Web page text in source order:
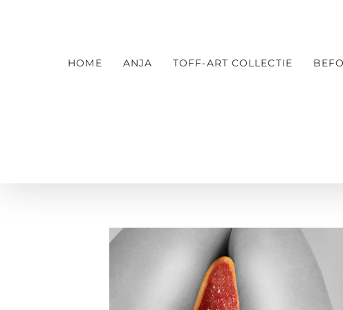
HOME ANJA TOFF-ART COLLECTIE